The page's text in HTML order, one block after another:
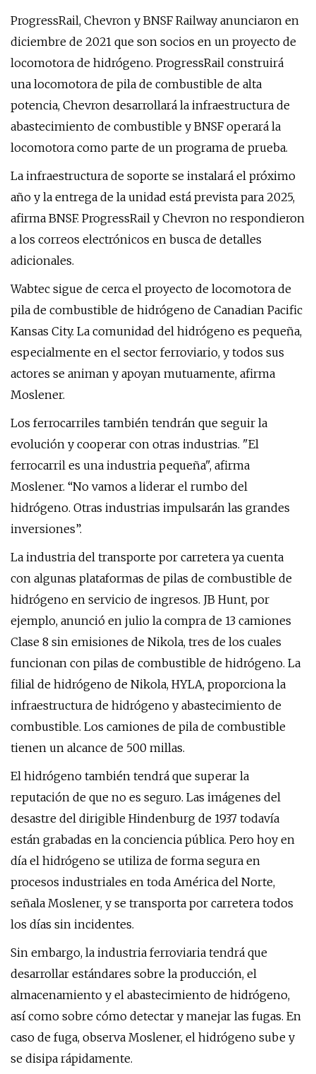
ProgressRail, Chevron y BNSF Railway anunciaron en
diciembre de 2021 que son socios en un proyecto de
locomotora de hidrógeno. ProgressRail construirá
una locomotora de pila de combustible de alta
potencia, Chevron desarrollará la infraestructura de
abastecimiento de combustible y BNSF operará la
locomotora como parte de un programa de prueba.
La infraestructura de soporte se instalará el próximo
año y la entrega de la unidad está prevista para 2025,
afirma BNSF. ProgressRail y Chevron no respondieron
a los correos electrónicos en busca de detalles
adicionales.
Wabtec sigue de cerca el proyecto de locomotora de
pila de combustible de hidrógeno de Canadian Pacific
Kansas City. La comunidad del hidrógeno es pequeña,
especialmente en el sector ferroviario, y todos sus
actores se animan y apoyan mutuamente, afirma
Moslener.
Los ferrocarriles también tendrán que seguir la
evolución y cooperar con otras industrias. "El
ferrocarril es una industria pequeña", afirma
Moslener. “No vamos a liderar el rumbo del
hidrógeno. Otras industrias impulsarán las grandes
inversiones”.
La industria del transporte por carretera ya cuenta
con algunas plataformas de pilas de combustible de
hidrógeno en servicio de ingresos. JB Hunt, por
ejemplo, anunció en julio la compra de 13 camiones
Clase 8 sin emisiones de Nikola, tres de los cuales
funcionan con pilas de combustible de hidrógeno. La
filial de hidrógeno de Nikola, HYLA, proporciona la
infraestructura de hidrógeno y abastecimiento de
combustible. Los camiones de pila de combustible
tienen un alcance de 500 millas.
El hidrógeno también tendrá que superar la
reputación de que no es seguro. Las imágenes del
desastre del dirigible Hindenburg de 1937 todavía
están grabadas en la conciencia pública. Pero hoy en
día el hidrógeno se utiliza de forma segura en
procesos industriales en toda América del Norte,
señala Moslener, y se transporta por carretera todos
los días sin incidentes.
Sin embargo, la industria ferroviaria tendrá que
desarrollar estándares sobre la producción, el
almacenamiento y el abastecimiento de hidrógeno,
así como sobre cómo detectar y manejar las fugas. En
caso de fuga, observa Moslener, el hidrógeno sube y
se disipa rápidamente.